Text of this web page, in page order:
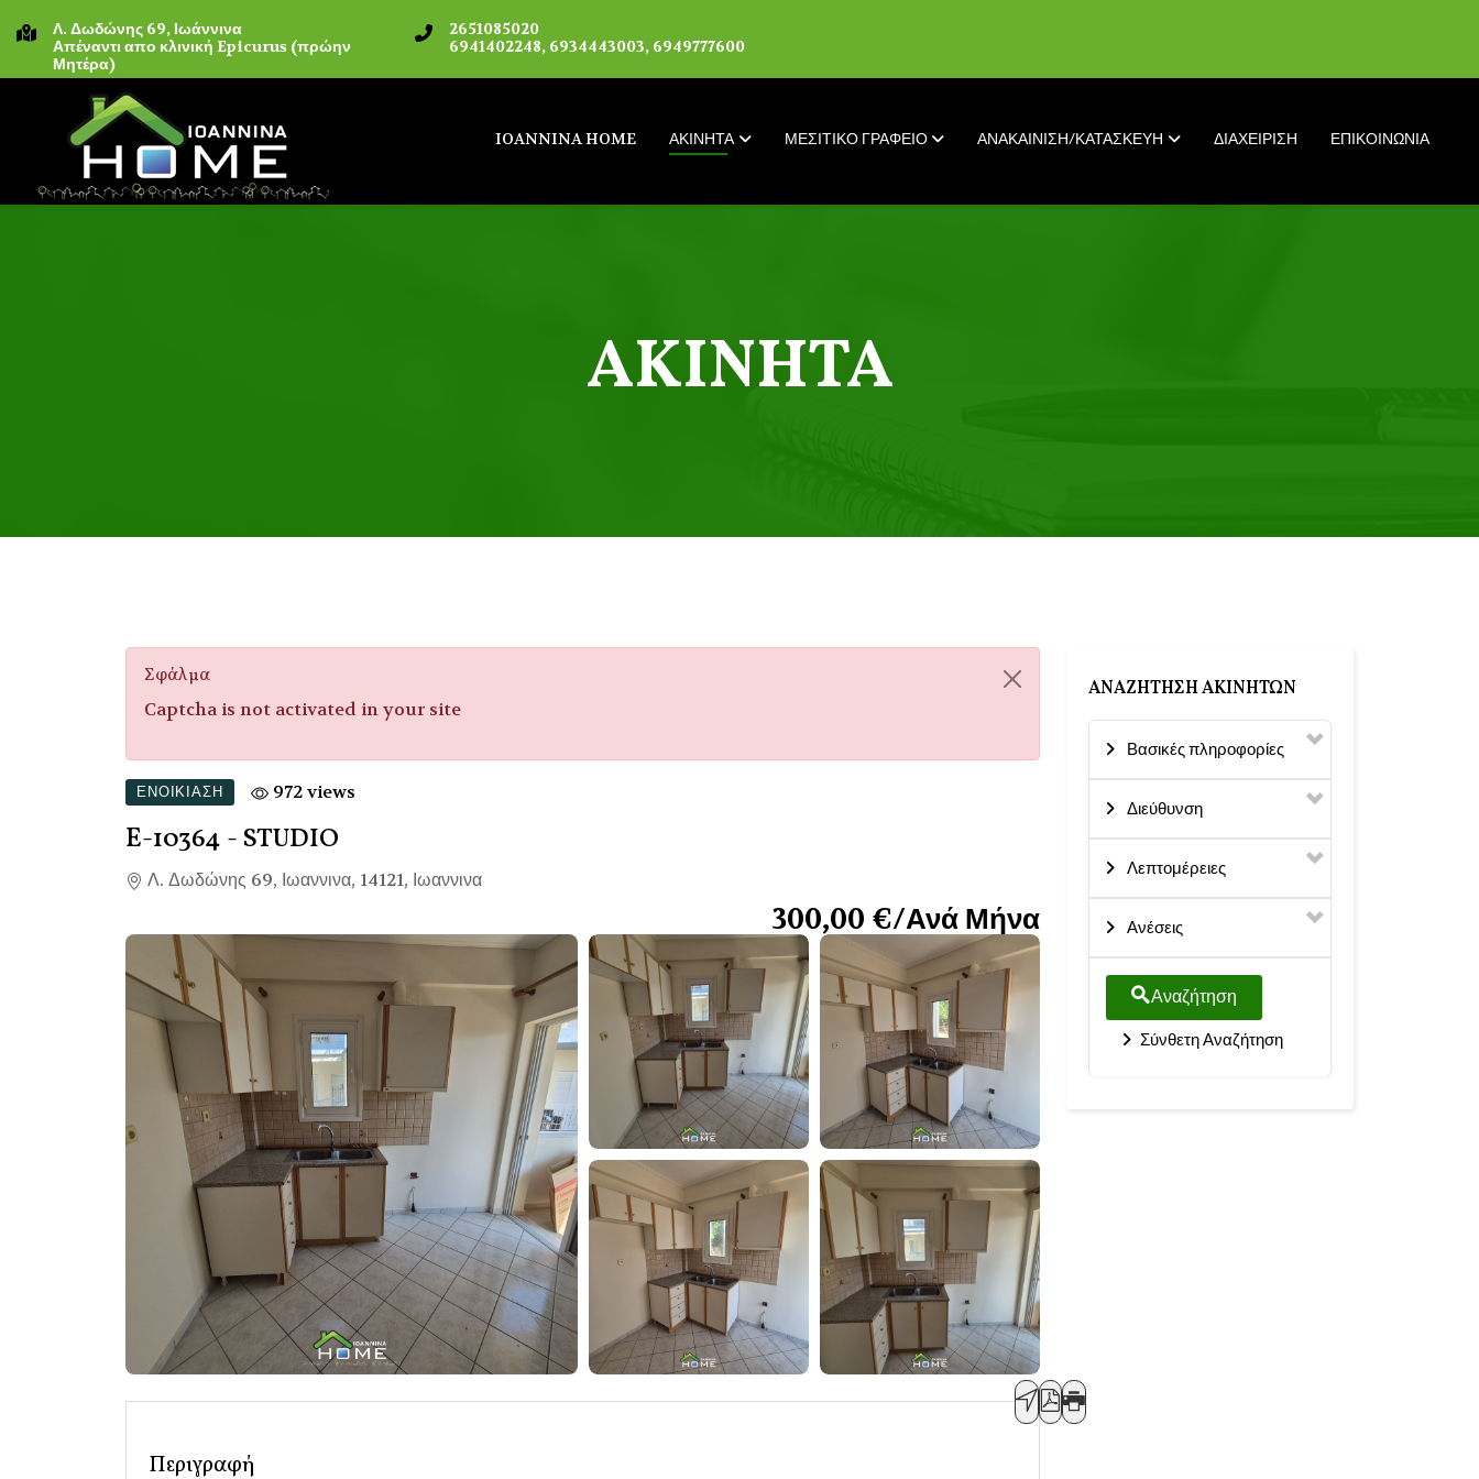
Λ. Δωδώνης 69, Ιωάννινα
Απέναντι απο κλινική Epicurus (πρώην
Μητέρα)
2651085020
6941402248, 6934443003, 6949777600
IOANNINA HOME ΑΚΙΝΗΤΑ ΜΕΣΙΤΙΚΟ ΓΡΑΦΕΙΟ ΑΝΑΚΑΙΝΙΣΗ/ΚΑΤΑΣΚΕΥΗ ΔΙΑΧΕΙΡΙΣΗ ΕΠΙΚΟΙΝΩΝΙΑ
ΑΚΙΝΗΤΑ
Σφάλμα
Captcha is not activated in your site
ΕΝΟΙΚΊΑΣΗ 972 views
Ε-10364 - STUDIO
Λ. Δωδώνης 69, Ιωαννινα, 14121, Ιωαννινα
300,00 €/Ανά Μήνα
Περιγραφή
ΑΝΑΖΉΤΗΣΗ ΑΚΙΝΉΤΩΝ
Βασικές πληροφορίες
Διεύθυνση
Λεπτομέρειες
Ανέσεις
Αναζήτηση
Σύνθετη Αναζήτηση